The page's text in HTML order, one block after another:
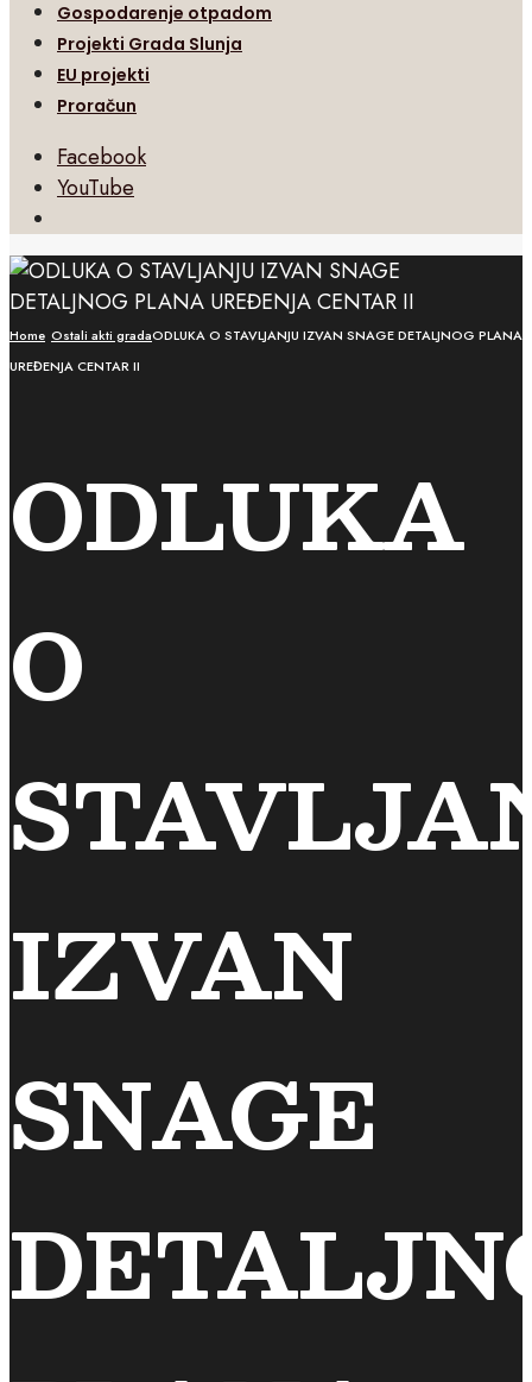
Gospodarenje otpadom
Projekti Grada Slunja
EU projekti
Proračun
Facebook
YouTube
Search
Window
Home Ostali akti gradaODLUKA O STAVLJANJU IZVAN SNAGE DETALJNOG PLANA
UREĐENJA CENTAR II
ODLUKA
O
IZVAN
SNAGE